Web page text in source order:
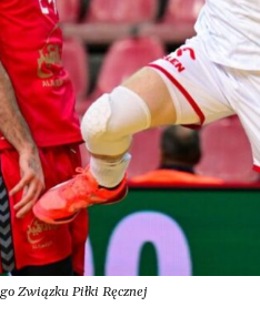
Związku Piłki Ręcznej